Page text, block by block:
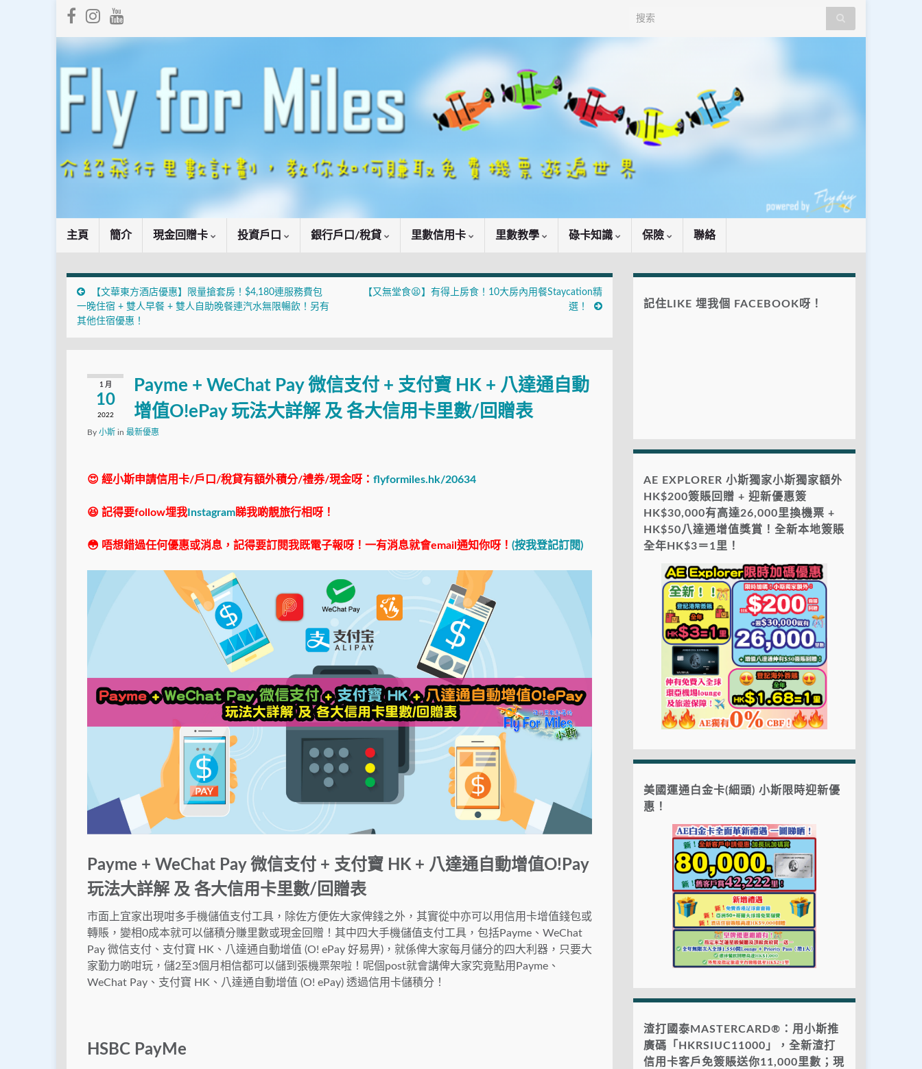
Search for:
主頁 簡介 現金回贈卡 投資戶口 銀行戶口/稅貸 里數信用卡 里數教學 碌卡知識 保險 聯絡
【文華東方酒店優惠】限量搶套房！$4,180連服務費包
一晚住宿 + 雙人早餐 + 雙人自助晚餐連汽水無限暢飲！另有
其他住宿優惠！
【又無堂食😫】有得上房食！10大房內用餐Staycation精
選！
1 月
10
2022
Payme + WeChat Pay 微信支付 + 支付寶 HK + 八達通自動
增值O!ePay 玩法大詳解 及 各大信用卡里數/回贈表
By 小斯 in 最新優惠
😍 經小斯申請信用卡/戶口/稅貸有額外積分/禮券/現金呀： flyformiles.hk/20634
😆 記得要follow埋我 Instagram睇我啲靚旅行相呀！
😳 唔想錯過任何優惠或消息，記得要訂閱我既電子報呀！一有消息就會email通知你呀！ (按我登記訂閱)
Payme + WeChat Pay 微信支付 + 支付寶 HK + 八達通自動增值O!Pay
玩法大詳解 及 各大信用卡里數/回贈表
市面上宜家出現咁多手機儲值支付工具，除佐方便佐大家俾錢之外，其實從中亦可以用信用卡增值錢包或
轉賬，變相0成本就可以儲積分賺里數或現金回贈！其中四大手機儲值支付工具，包括Payme、WeChat
Pay 微信支付、支付寶 HK、八達通自動增值 (O! ePay 好易畀)，就係俾大家每月儲分的四大利器，只要大
家勤力啲咁玩，儲2至3個月相信都可以儲到張機票架啦！呢個post就會講俾大家究竟點用Payme、
WeChat Pay、支付寶 HK、八達通自動增值 (O! ePay) 透過信用卡儲積分！
HSBC PayMe
記住LIKE 埋我個 FACEBOOK呀！
AE EXPLORER 小斯獨家小斯獨家額外
HK$200簽賬回贈 + 迎新優惠簽
HK$30,000有高達26,000里換機票 +
HK$50八達通增值獎賞！全新本地簽賬
全年HK$3＝1里！
美國運通白金卡(細頭) 小斯限時迎新優
惠！
渣打國泰MASTERCARD®：用小斯推
廣碼「HKRSIUC11000」，全新渣打
信用卡客戶免簽賬送你11,000里數；現